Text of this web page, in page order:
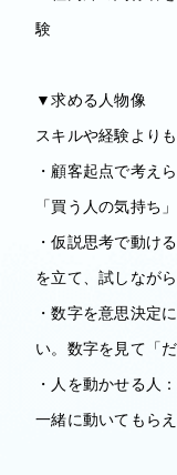
験
▼求める人物像
スキルや経験より
・顧客起点で考え
「買う人の気持ち
・仮説思考で動け
を立て、試しなが
・数字を意思決定
い。数字を見て「
・人を動かせる人
一緒に動いてもら